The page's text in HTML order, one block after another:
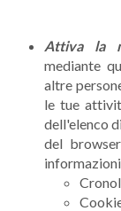
Attiva la
mediante
altre
le tue
dell'elenco
del